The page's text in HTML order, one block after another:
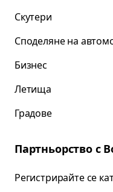
Скутери
Споделяне на
Бизнес
Летища
Градове
Партньорство с
Регистрирайте се